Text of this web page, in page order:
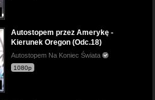
Autostopem przez Amerykę -
Kierunek Oregon (Odc.18)
Autostopem Na Koniec Świata
1080p